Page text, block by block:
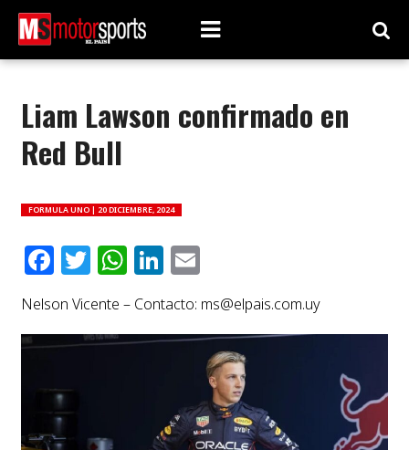
Liam Lawson confirmado en
Red Bull
FORMULA UNO | 20 DICIEMBRE, 2024
Facebook
Twitter
WhatsApp
LinkedIn
Email
Nelson Vicente – Contacto: ms@elpais.com.uy